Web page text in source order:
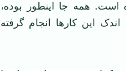
همه جا اینطور بوده،
این کارها انجام گرفته